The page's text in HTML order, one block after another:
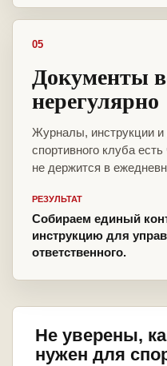
05
Документы
нерегулярно
Журналы, инструкции и
спортивного клуба
не держится в
РЕЗУЛЬТАТ
Собираем единый
инструкцию для
ответственного.
Не уверены,
нужен для